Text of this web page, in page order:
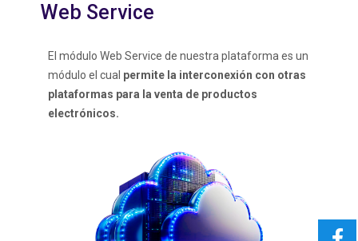
Web Service
El módulo Web Service de nuestra plataforma es un
módulo el cual permite la interconexión con otras
plataformas para la venta de productos
electrónicos.